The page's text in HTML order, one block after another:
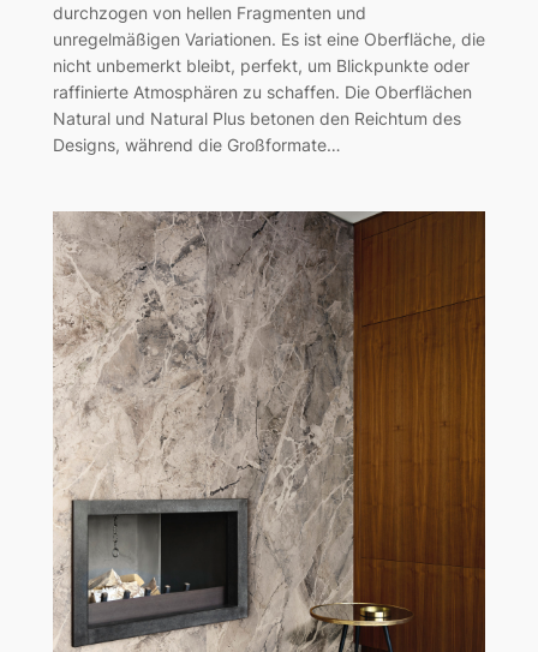
durchzogen von hellen Fragmenten und
unregelmäßigen Variationen. Es ist eine Oberfläche, die
nicht unbemerkt bleibt, perfekt, um Blickpunkte oder
raffinierte Atmosphären zu schaffen. Die Oberflächen
Natural und Natural Plus betonen den Reichtum des
Designs, während die Großformate…